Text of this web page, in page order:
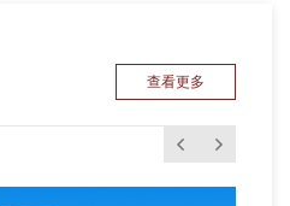
查看更多